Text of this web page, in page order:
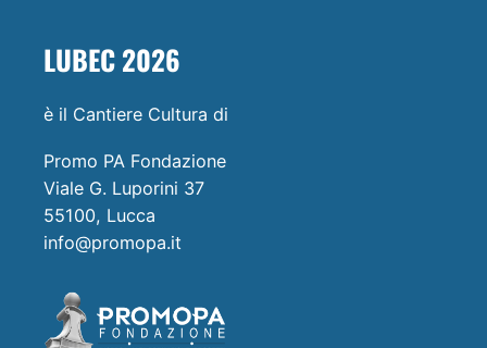
LUBEC 2026
è il Cantiere Cultura di
Promo PA Fondazione
Viale G. Luporini 37
55100, Lucca
info@promopa.it